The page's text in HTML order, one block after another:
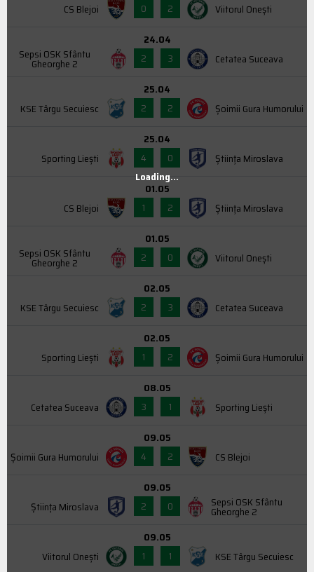
CS Blejoi
0
2 Viitorul Onești
Sepsi OSK Sfântu
Gheorghe 2
24.04
2
3 Cetatea Suceava
KSE Târgu Secuiesc
25.04
2
2 Şoimii Gura Humorului
Sporting Liești
25.04
4
0 Știința Miroslava
CS Blejoi
01.05
1
2 Știința Miroslava
Sepsi OSK Sfântu
Gheorghe 2
01.05
2
0 Viitorul Onești
KSE Târgu Secuiesc
02.05
2
3 Cetatea Suceava
Sporting Liești
02.05
1
2 Şoimii Gura Humorului
Cetatea Suceava
08.05
3
1 Sporting Liești
Şoimii Gura Humorului
09.05
4
2 CS Blejoi
Știința Miroslava
09.05
2
0 Sepsi OSK Sfântu
Gheorghe 2
Viitorul Onești
09.05
1
1 KSE Târgu Secuiesc
Loading...